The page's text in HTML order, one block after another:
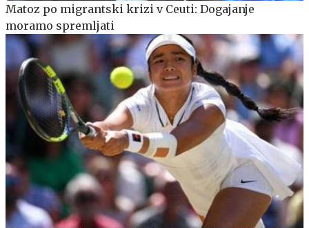
Matoz po migrantski krizi v Ceuti: Dogajanje
moramo spremljati